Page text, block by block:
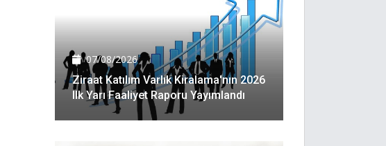
07/08/2026
Ziraat Katılım Varlık Kiralama'nın 2026
Ilk Yarı Faaliyet Raporu Yayımlandı